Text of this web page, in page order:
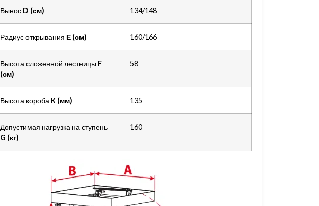
Вынос D (см) 134/148
Радиус открывания Е (см) 160/166
Высота сложенной лестницы F
(см)
58
Высота короба К (мм) 135
Допустимая нагрузка на ступень
G (кг)
160